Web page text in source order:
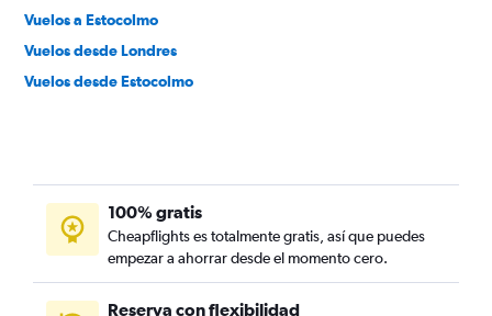
Vuelos a Estocolmo
Vuelos desde Londres
Vuelos desde Estocolmo
100% gratis
Cheapflights es totalmente gratis, así que puedes
empezar a ahorrar desde el momento cero.
Reserva con flexibilidad